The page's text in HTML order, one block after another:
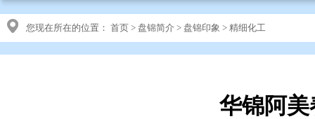
您现在所在的位置： 首页 > 盘锦简介 > 盘锦印象 > 精细化工
华锦阿